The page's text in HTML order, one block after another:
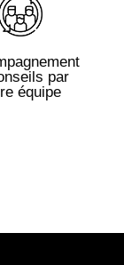
par
équipe